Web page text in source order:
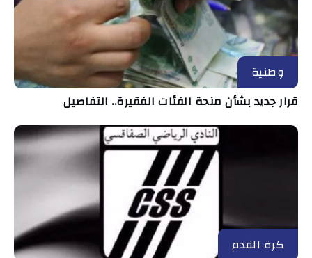
وطنية
قرار جديد بشأن منحة الفئات الفقيرة.. التفاصيل
كرة القدم